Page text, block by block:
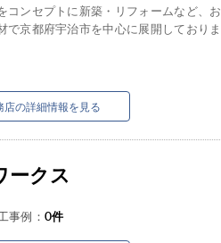
コンセプトに新築・リフォームなど、お
京都府宇治市を中心に展開しておりま
店の詳細情報を見る
ークス
事例：0件